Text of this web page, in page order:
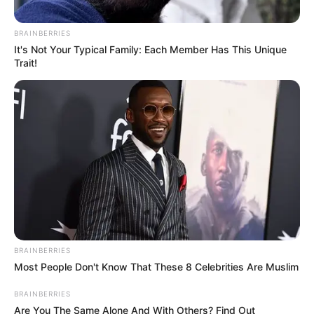
TEMAS RELACIONADOS
MAR DE LEVA
FUERTES VIENTOS
NOTICIAS CARTAGENA
MANTÉNGASE EN ALERTA
Tenemos todas las noticias que le
interesan. Para estar bien informado, por
favor, active las notificaciones de Alerta.
ACTIVAR AHORA
TEMAS DESTACADOS
BRAINBERRIES
It's Not Your Typical Family: Each Member Has This Unique
Trait!
BRAINBERRIES
Most People Don't Know That These 8 Celebrities Are Muslim
BRAINBERRIES
Are You The Same Alone And With Others? Find Out